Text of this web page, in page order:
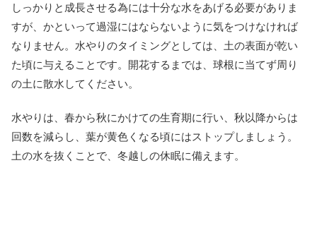
しっかりと成長させる為には十分な水をあげる必要がありま
すが、かといって過湿にはならないように気をつけなければ
なりません。水やりのタイミングとしては、土の表面が乾い
た頃に与えることです。開花するまでは、球根に当てず周り
の土に散水してください。
水やりは、春から秋にかけての生育期に行い、秋以降からは
回数を減らし、葉が黄色くなる頃にはストップしましょう。
土の水を抜くことで、冬越しの休眠に備えます。